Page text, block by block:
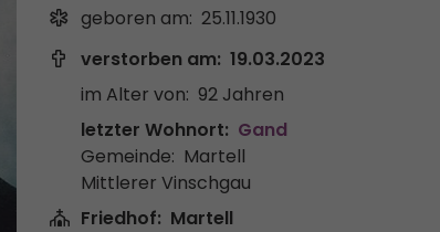
geboren am: 25.11.1930
verstorben am: 19.03.2023
im Alter von: 92 Jahren
letzter Wohnort: Gand
Gemeinde: Martell
Mittlerer Vinschgau
Friedhof: Martell